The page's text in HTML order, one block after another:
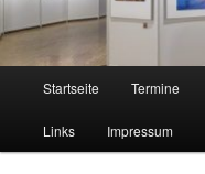
Startseite Termine
Links Impressum